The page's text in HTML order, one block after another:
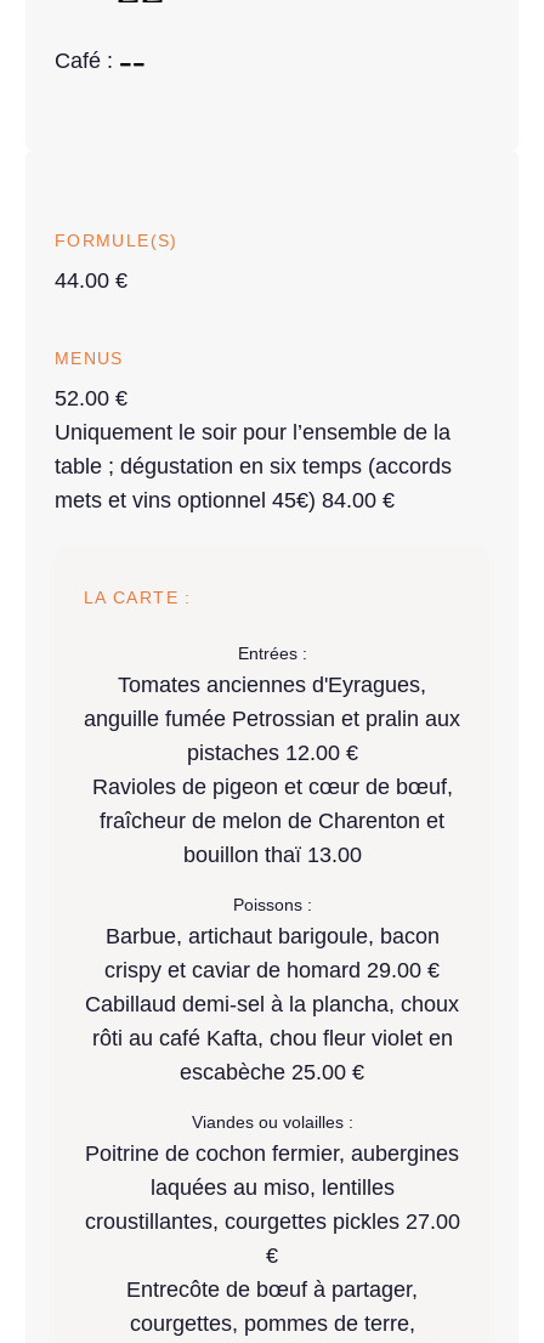
Café :
FORMULE(S)
44.00 €
MENUS
52.00 €
Uniquement le soir pour l’ensemble de la
table ; dégustation en six temps (accords
mets et vins optionnel 45€) 84.00 €
LA CARTE :
Entrées :
Tomates anciennes d'Eyragues,
anguille fumée Petrossian et pralin aux
pistaches 12.00 €
Ravioles de pigeon et cœur de bœuf,
fraîcheur de melon de Charenton et
bouillon thaï 13.00
Poissons :
Barbue, artichaut barigoule, bacon
crispy et caviar de homard 29.00 €
Cabillaud demi-sel à la plancha, choux
rôti au café Kafta, chou fleur violet en
escabèche 25.00 €
Viandes ou volailles :
Poitrine de cochon fermier, aubergines
laquées au miso, lentilles
croustillantes, courgettes pickles 27.00
€
Entrecôte de bœuf à partager,
courgettes, pommes de terre,